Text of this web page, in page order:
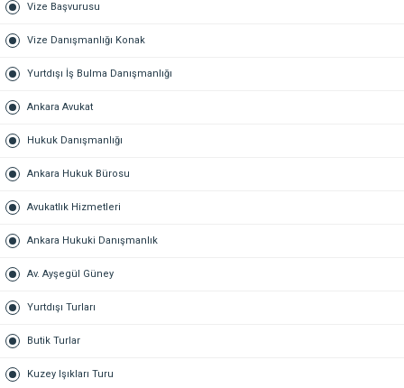
Vize Başvurusu
Vize Danışmanlığı Konak
Yurtdışı İş Bulma Danışmanlığı
Ankara Avukat
Hukuk Danışmanlığı
Ankara Hukuk Bürosu
Avukatlık Hizmetleri
Ankara Hukuki Danışmanlık
Av. Ayşegül Güney
Yurtdışı Turları
Butik Turlar
Kuzey Işıkları Turu